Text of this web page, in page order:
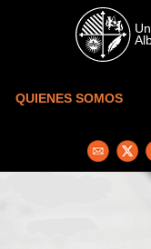
Skip to main content
QUIENES SOMOS